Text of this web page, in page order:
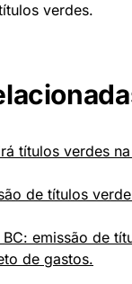
verdes.
títulos verdes
de títulos
emissão de
de gastos.